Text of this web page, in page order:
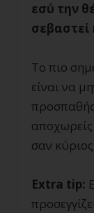
εσύ την
σεβαστεί
Το πιο
είναι να
σαν
Extra tip: